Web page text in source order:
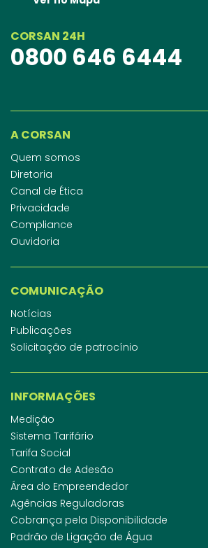
CORSAN 24H
0800 646 6444
A CORSAN
Quem somos
Diretoria
Canal de Ética
Privacidade
Compliance
Ouvidoria
COMUNICAÇÃO
Notícias
Publicações
Solicitação de patrocínio
INFORMAÇÕES
Medição
Sistema Tarifário
Tarifa Social
Contrato de Adesão
Área do Empreendedor
Agências Reguladoras
Cobrança pela Disponibilidade
Padrão de Ligação de Água